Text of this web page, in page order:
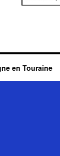
en Touraine